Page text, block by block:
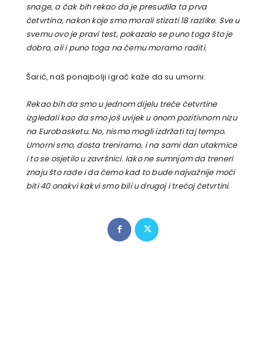
snage, a čak bih rekao da je presudila ta prva
četvrtina, nakon koje smo morali stizati 18 razlike. Sve u
svemu ovo je pravi test, pokazalo se puno toga što je
dobro, ali i puno toga na čemu moramo raditi.
Šarić, naš ponajbolji igrač kaže da su umorni:
Rekao bih da smo u jednom dijelu treće četvrtine
izgledali kao da smo još uvijek u onom pozitivnom nizu
na Eurobasketu. No, nismo mogli izdržati taj tempo.
Umorni smo, dosta treniramo, i na sami dan utakmice
i to se osjetilo u završnici. Iako ne sumnjam da treneri
znaju što rade i da ćemo kad to bude najvažnije moći
biti 40 onakvi kakvi smo bili u drugoj i trećoj četvrtini.